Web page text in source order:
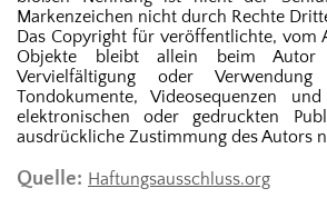
Markenzeichen nicht durch Rechte
Das Copyright für veröffentlichte, vom
Objekte bleibt allein beim
Vervielfältigung oder
Tondokumente, Videosequenzen
elektronischen oder gedruckten
ausdrückliche Zustimmung des Autors
Quelle: Haftungsausschluss.org